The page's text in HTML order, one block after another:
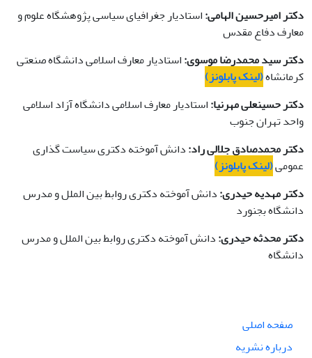
دکتر امیرحسین الهامی:استادیار جغرافیای سیاسی پژوهشگاه علوم و
معارف دفاع مقدس
دکتر سید محمدرضا موسوی:استادیار معارف اسلامی دانشگاه صنعتی
کرمانشاه(لینک پابلونز)
دکتر حسینعلی مهرنیا:استادیار معارف اسلامی دانشگاه آزاد اسلامی
واحد تهران جنوب
دکتر محمدصادق جلالی راد:دانش آموخته دکتری سیاست گذاری
عمومی(لینک پابلونز)
دکتر مهدیه حیدری:دانش آموخته دکتری روابط بین الملل و مدرس
دانشگاه بجنورد
دکتر محدثه حیدری:دانش آموخته دکتری روابط بین الملل و مدرس
دانشگاه
صفحه اصلی
درباره نشریه